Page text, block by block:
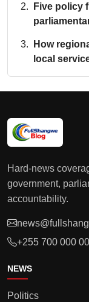
Five policy
How
local
Hard-news
government,
accountability.
+255 700 000
NEWS
Politics